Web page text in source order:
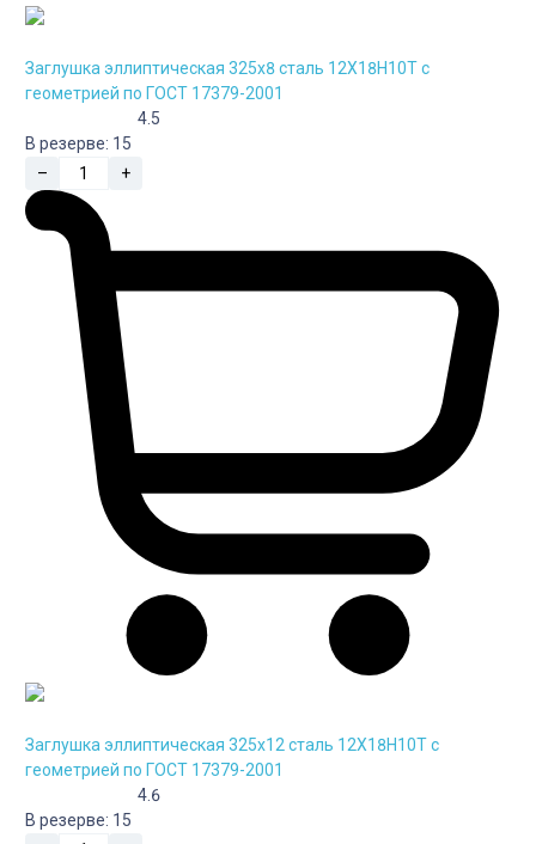
Заглушка эллиптическая 325х8 сталь 12Х18Н10Т с
геометрией по ГОСТ 17379-2001
4.5
В резерве: 15
–
+
Заглушка эллиптическая 325х12 сталь 12Х18Н10Т с
геометрией по ГОСТ 17379-2001
4.6
В резерве: 15